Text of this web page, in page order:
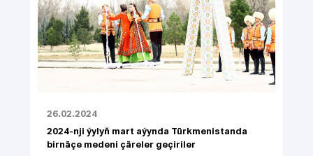
26.02.2024
2024-nji ýylyň mart aýynda Türkmenistanda
birnäçe medeni çäreler geçiriler